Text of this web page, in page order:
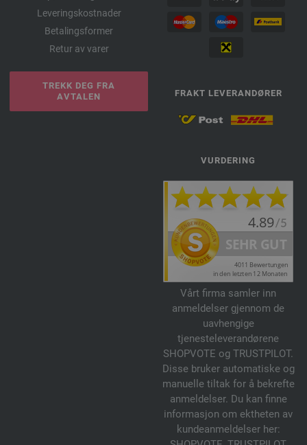
Leveringskostnader
Betalingsformer
Retur av varer
TREKK DEG FRA
AVTALEN
FRAKT LEVERANDØRER
VURDERING
Vårt firma samler inn
anmeldelser gjennom de
uavhengige
tjenesteleverandørene
SHOPVOTE og TRUSTPILOT.
Disse bruker automatiske og
manuelle tiltak for å bekrefte
anmeldelser. Du kan finne
informasjon om ektheten av
kundeanmeldelser her: